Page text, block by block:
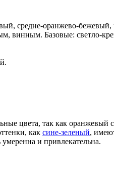
средне-оранжево-бежевый,
винным. Базовые: светло-
цвета, так как оранжевый
как сине-зеленый,
и привлекательна.